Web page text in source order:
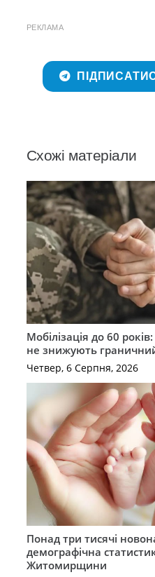
РЕКЛАМА
Схожі матеріали
Мобілізація до 60
не знижують
Четвер, 6 Серпня, 2026
Понад три тисячі
демографічна
Житомирщини